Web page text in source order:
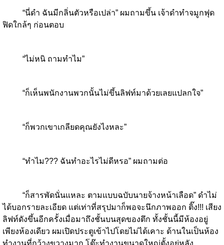
“นี่ดำ ฉันมีกลิ่นตัวหรือเปล่า” ผมถามขึ้น เจ้าดำทำจมูกฟุด
ฟิดใกล้ๆ ก่อนตอบ
“ไม่หนิ ถามทำไม”
“ก็เห็นพนักงานพวกนั้นไม่ขึ้นลิฟท์มาด้วยเลยแปลกใจ”
“ก็พวกเขาเกลียดคุณยังไงหละ”
“ทำไม??? ฉันทำอะไรไม่ดีหรอ” ผมถามต่อ
“ก็สารพัดนั่นแหละ ตามแบบฉบับนายจ้างหน้าเลือด” ดำไม่
ได้บอกรายละเอียด แต่เท่าที่สรุปมาก็พอจะนึกภาพออก ติ๊ง!!! เสียง
ลิฟท์ดังขึ้นอีกครั้งเมื่อมาถึงชั้นบนสุดของตึก ทั้งชั้นนี้มีห้องอยู่
เพียงห้องเดียว ผมเปิดประตูเข้าไปโดยไม่ได้เคาะ ด้านในเป็นห้อง
ทำงานที่กว้างขวางมาก โต๊ะทำงานขนาดใหญ่ตั้งอยู่หลัง